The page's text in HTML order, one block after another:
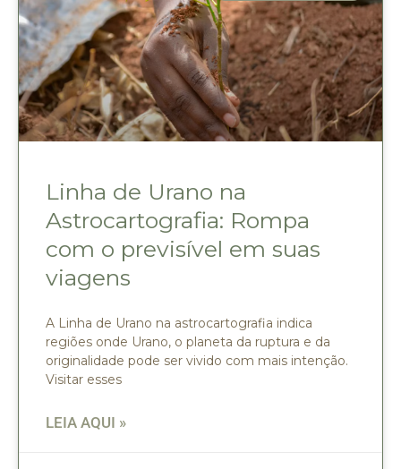
Linha de Urano na
Astrocartografia: Rompa
com o previsível em suas
viagens
A Linha de Urano na astrocartografia indica
regiões onde Urano, o planeta da ruptura e da
originalidade pode ser vivido com mais intenção.
Visitar esses
LEIA AQUI »